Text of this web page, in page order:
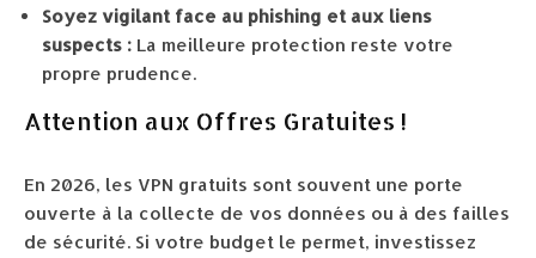
Soyez vigilant face au phishing et aux liens
suspects : La meilleure protection reste votre
propre prudence.
Attention aux Offres Gratuites !
En 2026, les VPN gratuits sont souvent une porte
ouverte à la collecte de vos données ou à des failles
de sécurité. Si votre budget le permet, investissez